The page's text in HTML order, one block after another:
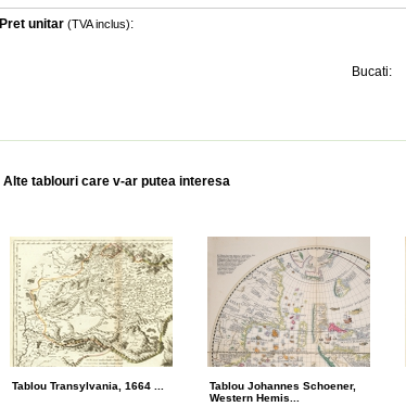
Pret unitar (TVA inclus):
Bucati:
Alte tablouri care v-ar putea interesa
Tablou Transylvania, 1664 ...
Tablou Johannes Schoener,
Western Hemis...